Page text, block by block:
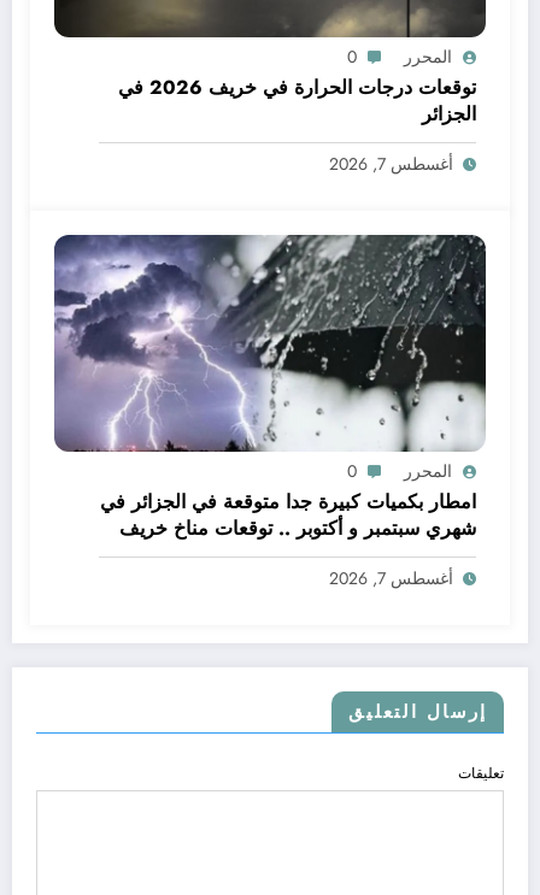
المحرر 0
توقعات درجات الحرارة في خريف 2026 في
الجزائر
أغسطس 7, 2026
المحرر 0
امطار بكميات كبيرة جدا متوقعة في الجزائر في
شهري سبتمبر و أكتوبر .. توقعات مناخ خريف
2026 الجزائر
أغسطس 7, 2026
إرسال التعليق
تعليقات